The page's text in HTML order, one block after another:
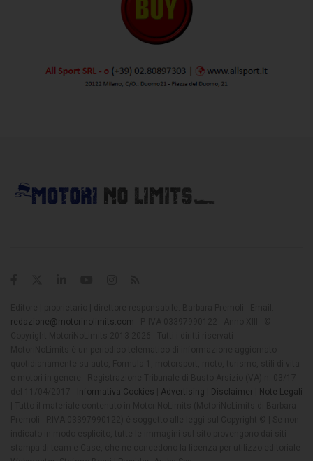
redazione@motorinolimits.com
Informativa Cookies Advertising Disclaimer
Note Legali